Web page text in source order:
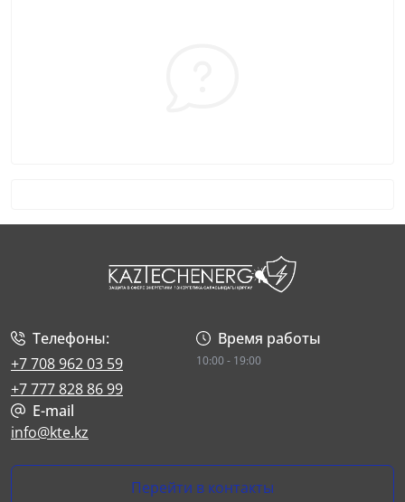
Телефоны:
+7 708 962 03 59
+7 777 828 86 99
Время работы
10:00 - 19:00
E-mail
info@kte.kz
Перейти в контакты